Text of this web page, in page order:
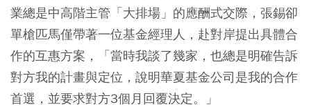
業總是中高階主管「大排場」的應酬式交際，張錫卻
單槍匹馬僅帶著一位基金經理人，赴對岸提出具體合
作的互惠方案，「當時我談了幾家，也總是明確告訴
對方我的計畫與定位，說明華夏基金公司是我的合作
首選，並要求對方3個月回覆決定。」